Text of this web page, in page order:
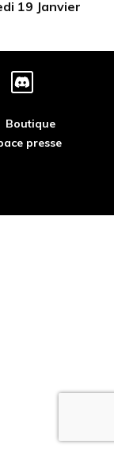
19 Janvier
Boutique
presse